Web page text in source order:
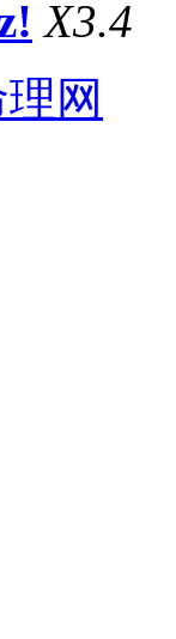
X3.4
网